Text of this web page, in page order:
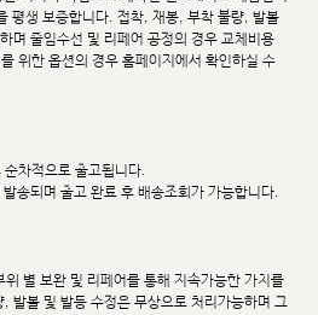
평생 보증합니다. 접착, 재봉, 부착 불량, 발볼
며 줄임수선 및 리페어 공정의 경우 교체비용
위한 옵션의 경우 홈페이지에서 확인하실 수
차적으로 출고됩니다.
송되며 출고 완료 후 배송조회가 가능합니다.
별 보완 및 리페어를 통해 지속가능한 가치를
발볼 및 발등 수정은 무상으로 처리가능하며 그